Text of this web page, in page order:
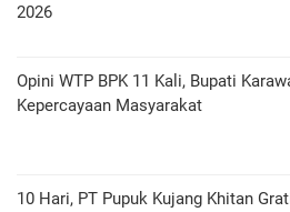
2026
Opini WTP BPK 11 Kali, Bupati
Kepercayaan Masyarakat
10 Hari, PT Pupuk Kujang Khitan